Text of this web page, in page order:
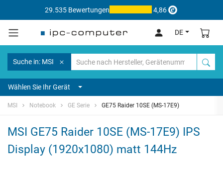
29.535 Bewertungen 4,86
DE
Suche in: MSI
Wählen Sie Ihr Gerät
MSI Notebook GE Serie GE75 Raider 10SE (MS-17E9)
MSI GE75 Raider 10SE (MS-17E9) IPS
Display (1920x1080) matt 144Hz